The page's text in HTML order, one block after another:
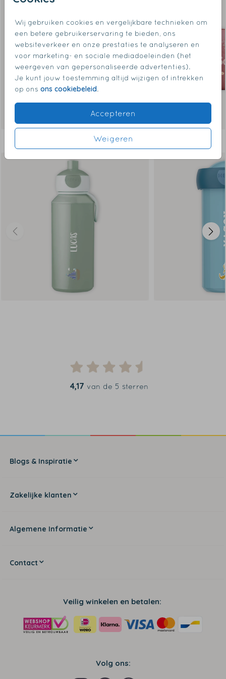
Wij gebruiken cookies en vergelijkbare technieken om
een betere gebruikerservaring te bieden, ons
websiteverkeer en onze prestaties te analyseren en
voor marketing- en sociale mediadoeleinden (het
weergeven van gepersonaliseerde advertenties).
Je kunt jouw toestemming altijd wijzigen of intrekken
op ons ons cookiebeleid.
Accepteren
Weigeren
Dit vind je misschien ook leuk
4,17 van de 5 sterren
Blogs & Inspiratie
Zakelijke klanten
Algemene Informatie
Contact
Veilig winkelen en betalen:
Volg ons: